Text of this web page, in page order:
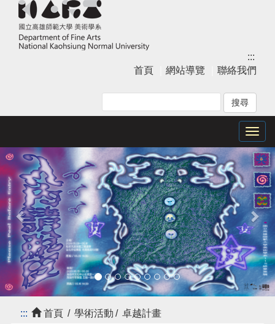
:::
首頁
網站導覽 聯絡我們
一
張
下
一
張
::: 首頁 學術活動 卓越計畫